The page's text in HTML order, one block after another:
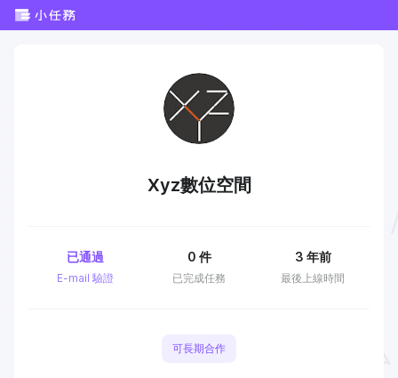
Xyz數位空間
E-mail 驗證
已通過
已完成任務
0 件
最後上線時間
3 年前
可長期合作